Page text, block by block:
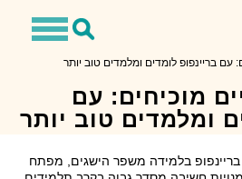
Toggle
Toggle
בריינפופ לומדים ומלמדים טוב יותר
מוכיחים: עם
ומלמדים טוב יותר
בלמידה משפר הישגים, מפתח